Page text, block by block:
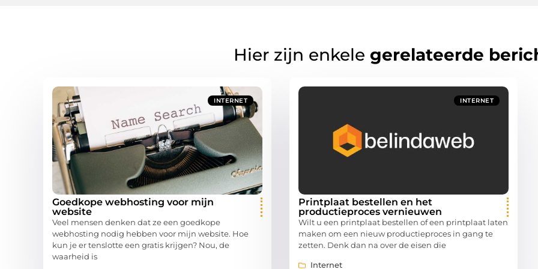
Hier zijn enkele gerelateerde
INTERNET
Goedkope webhosting voor mijn
website
Veel mensen denken dat ze een goedkope
webhosting nodig hebben voor mijn website. Hoe
kun je er tenslotte een gratis krijgen? Nou, de
waarheid is
INTERNET
Printplaat bestellen en het
productieproces vernieuwen
Wilt u een printplaat bestellen of een printplaat laten
maken om een nieuw productieproces in gang te
zetten. Denk dan na over de eisen die
Internet